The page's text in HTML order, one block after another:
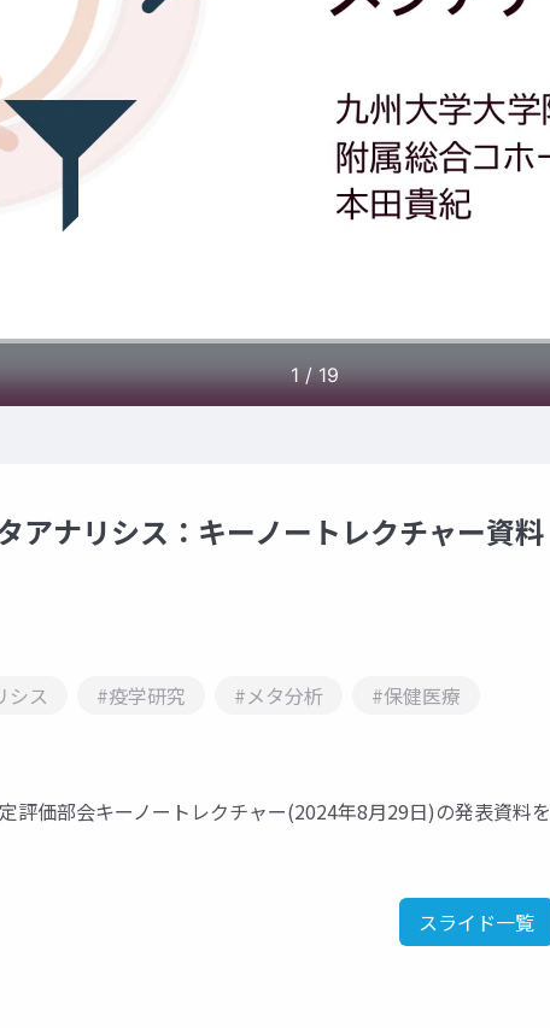
アナリシス：キーノートレクチャー資料
シス #疫学研究 #メタ分析 #保健医療
評価部会キーノートレクチャー(2024年8月29日)の発表資料を
スライド一覧